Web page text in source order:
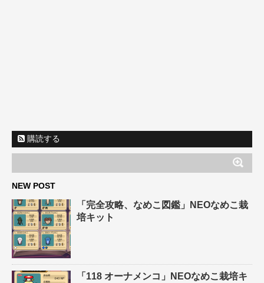
購読する
NEW POST
「完全攻略、なめこ図鑑」NEOなめこ栽
培キット
「118 オーナメンコ」NEOなめこ栽培キ